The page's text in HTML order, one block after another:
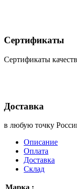
Сертификаты
Сертификаты
Доставка
в любую точку
Описание
Оплата
Доставка
Склад